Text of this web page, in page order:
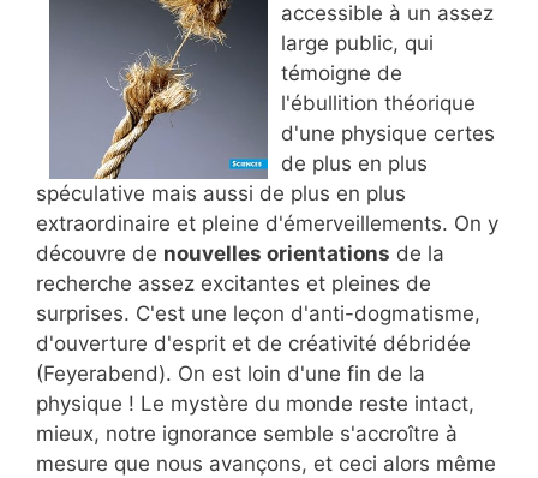
accessible à un assez
large public, qui
témoigne de
l'ébullition théorique
d'une physique certes
de plus en plus
spéculative mais aussi de plus en plus
extraordinaire et pleine d'émerveillements. On y
découvre de nouvelles orientations de la
recherche assez excitantes et pleines de
surprises. C'est une leçon d'anti-dogmatisme,
d'ouverture d'esprit et de créativité débridée
(Feyerabend). On est loin d'une fin de la
physique ! Le mystère du monde reste intact,
mieux, notre ignorance semble s'accroître à
mesure que nous avançons, et ceci alors même